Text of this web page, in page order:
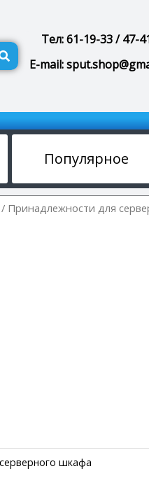
Поиск Тел: 61-19-33 / 47-
E-mail:
Популярное
/ Принадлежности для
шкафа